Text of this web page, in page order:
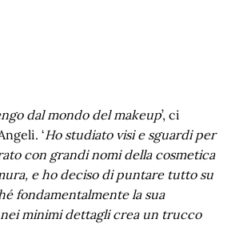
dal mondo del makeup’, ci
‘Ho studiato visi e sguardi per
con grandi nomi della cosmetica
e ho deciso di puntare tutto su
fondamentalmente la sua
minimi dettagli crea un trucco